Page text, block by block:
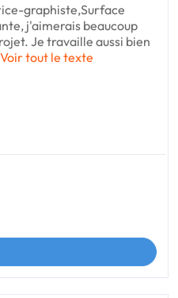
graphiste,Surface
j'aimerais beaucoup
Je travaille aussi bien
Voir tout le texte